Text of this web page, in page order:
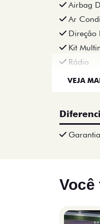
Airbag
Ar
Direção
Kit
Rádio
VEJA
Você